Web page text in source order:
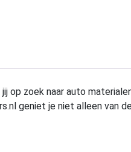
op zoek naar auto
geniet je niet alleen van